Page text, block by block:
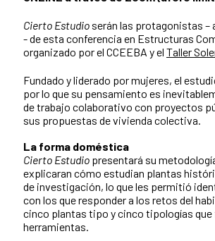
Cierto Estudio serán las protagonistas –
- de esta conferencia en Estructuras
organizado por el CCEEBA y el Taller
Fundado y liderado por mujeres, el
por lo que su pensamiento es
de trabajo colaborativo con proyectos
sus propuestas de vivienda colectiva.
La forma doméstica
Cierto Estudio presentará su
explicaran cómo estudian plantas
de investigación, lo que les permitió
con los que responder a los retos del
cinco plantas tipo y cinco tipologías
herramientas.